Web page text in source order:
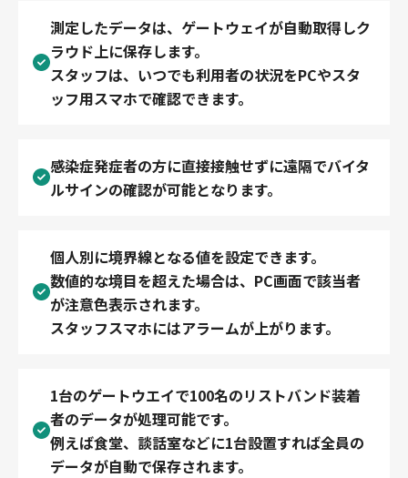
測定したデータは、ゲートウェイが自動取得しク
ラウド上に保存します。
スタッフは、いつでも利用者の状況をPCやスタ
ッフ用スマホで確認できます。
感染症発症者の方に直接接触せずに遠隔でバイタ
ルサインの確認が可能となります。
個人別に境界線となる値を設定できます。
数値的な境目を超えた場合は、PC画面で該当者
が注意色表示されます。
スタッフスマホにはアラームが上がります。
1台のゲートウエイで100名のリストバンド装着
者のデータが処理可能です。
例えば食堂、談話室などに1台設置すれば全員の
データが自動で保存されます。